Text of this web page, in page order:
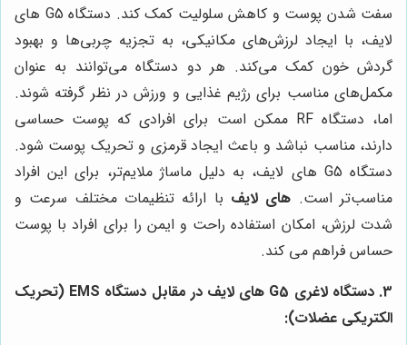
سفت شدن پوست و کاهش سلولیت کمک کند. دستگاه G5 های
لایف، با ایجاد لرزش‌های مکانیکی، به تجزیه چربی‌ها و بهبود
گردش خون کمک می‌کند. هر دو دستگاه می‌توانند به عنوان
مکمل‌های مناسب برای رژیم غذایی و ورزش در نظر گرفته شوند.
اما، دستگاه RF ممکن است برای افرادی که پوست حساسی
دارند، مناسب نباشد و باعث ایجاد قرمزی و تحریک پوست شود.
دستگاه G5 های لایف، به دلیل ماساژ ملایم‌تر، برای این افراد
مناسب‌تر است. های لایف با ارائه تنظیمات مختلف سرعت و
شدت لرزش، امکان استفاده راحت و ایمن را برای افراد با پوست
حساس فراهم می کند.
3. دستگاه لاغری G5 های لایف در مقابل دستگاه EMS (تحریک
الکتریکی عضلات):